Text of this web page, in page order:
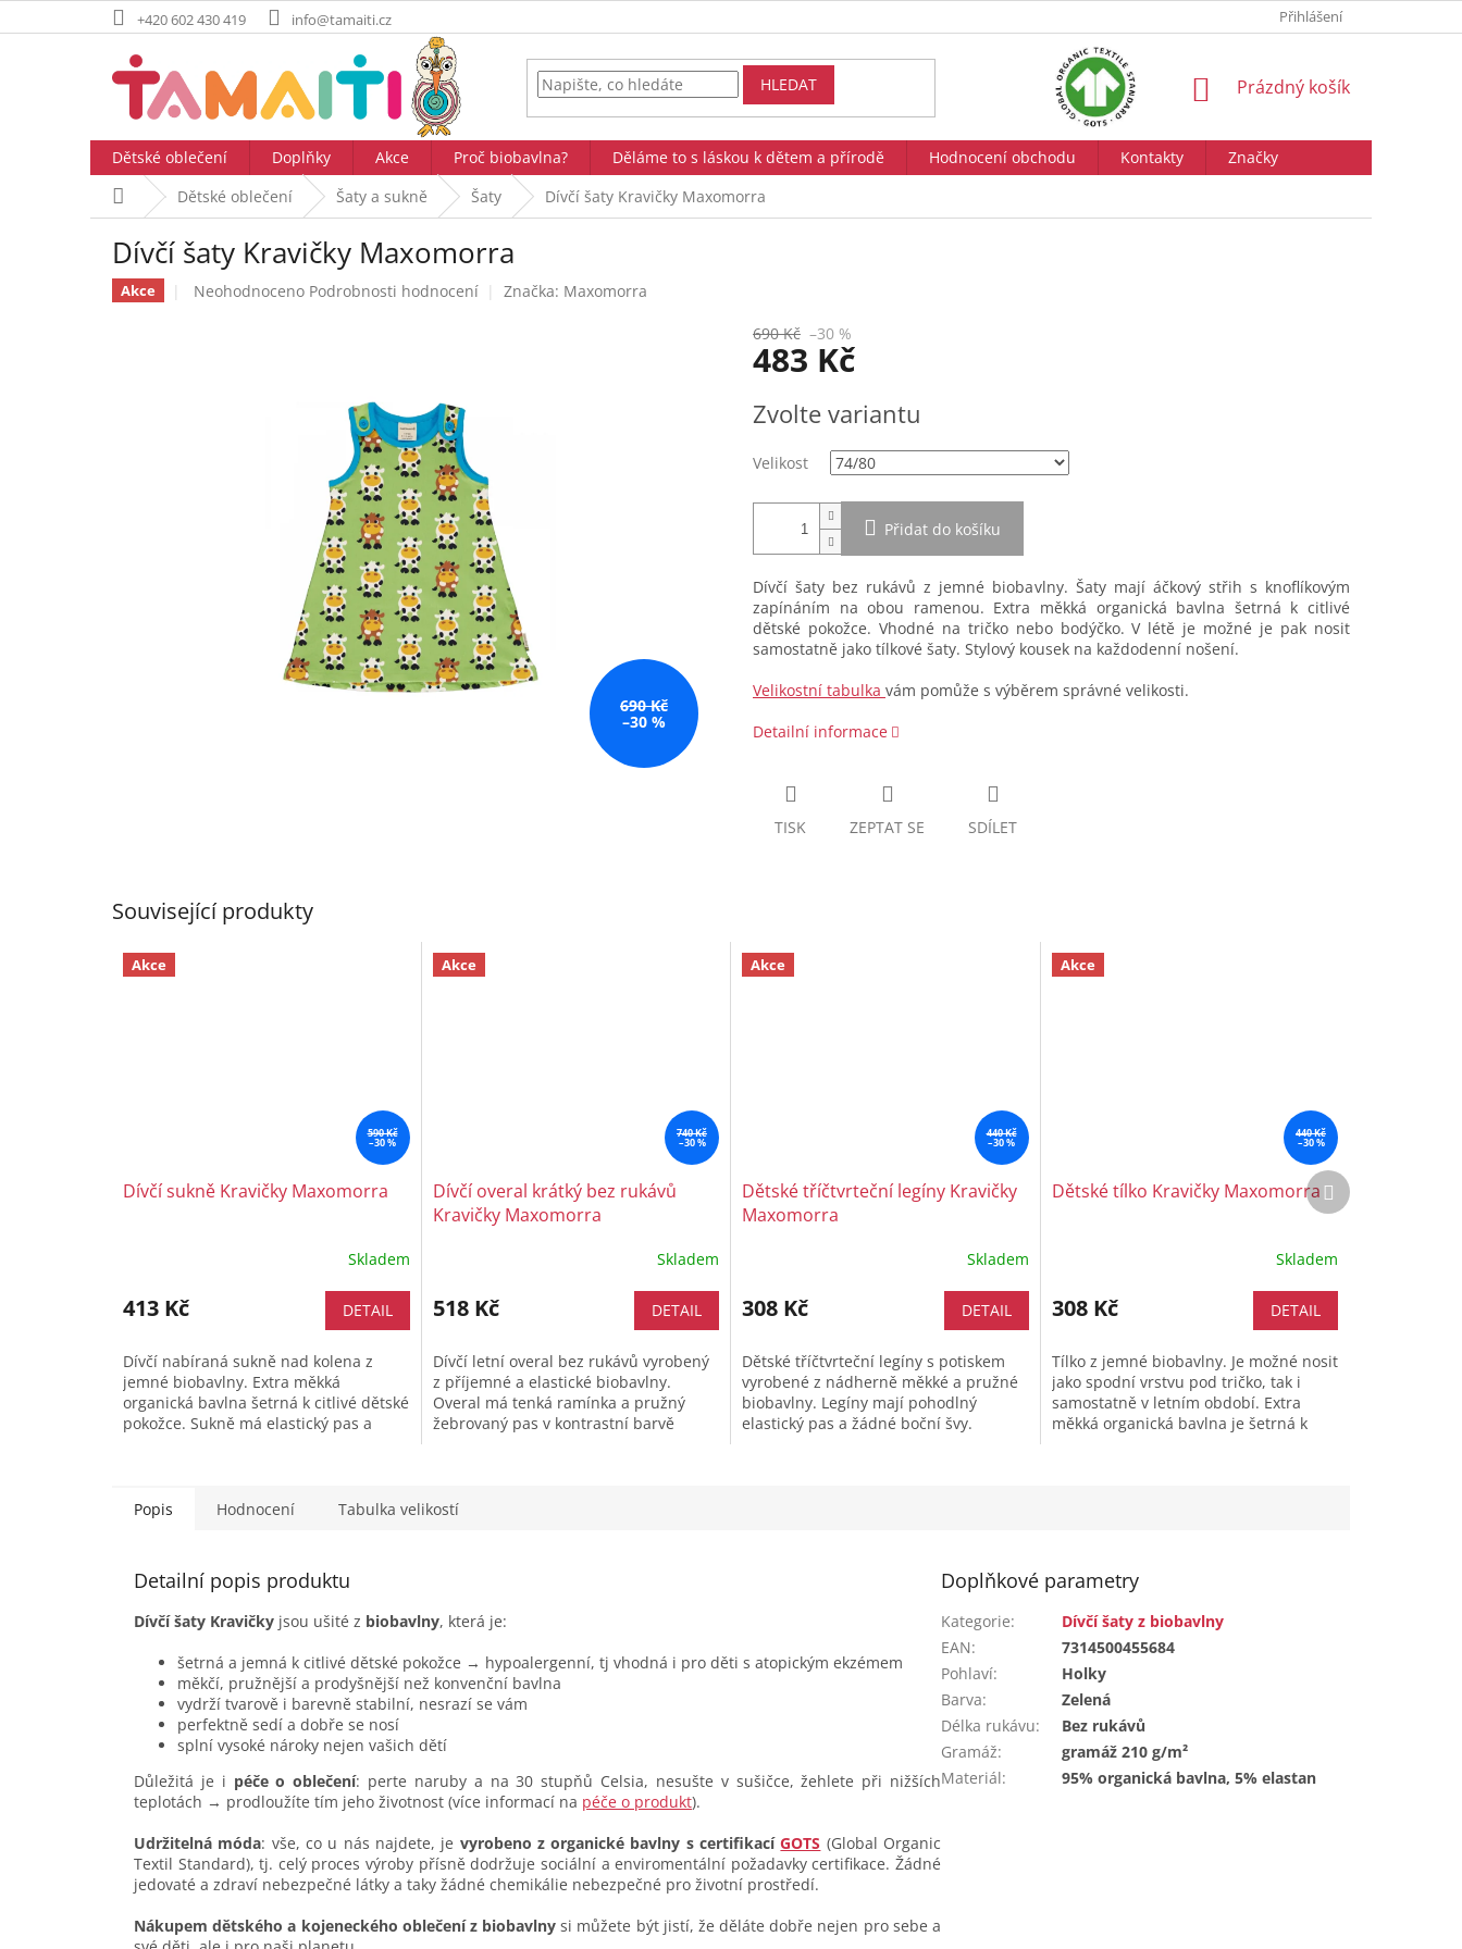
na
+420 602 430 419 info@tamaiti.cz Přihlášení
HLEDAT
NÁKUPNÍ
Prázdný košík
Dětské oblečení Doplňky Akce Proč biobavlna? Děláme to s láskou k dětem a přírodě Hodnocení obchodu Kontakty
Značky
Domů Dětské oblečení Šaty a sukně Šaty Dívčí šaty Kravičky Maxomorra
Dívčí šaty Kravičky Maxomorra
Akce
Průměrné
Neohodnoceno Podrobnosti hodnocení Značka: Maxomorra
690 Kč
–30 %
690 Kč –30 %
483 Kč
cena:
Zvolte variantu
Velikost
Přidat do košíku
Dívčí šaty bez rukávů z jemné biobavlny. Šaty mají áčkový střih s knoflíkovým
zapínáním na obou ramenou. Extra měkká organická bavlna šetrná k citlivé
dětské pokožce. Vhodné na tričko nebo bodýčko. V létě je možné je pak nosit
samostatně jako tílkové šaty. Stylový kousek na každodenní nošení.
Velikostní tabulka vám pomůže s výběrem správné velikosti.
Detailní informace
TISK ZEPTAT SE SDÍLET
Související produkty
Akce
590 Kč
–30 %
Dívčí sukně Kravičky Maxomorra
Skladem
413 Kč DETAIL
Dívčí nabíraná sukně nad kolena z
jemné biobavlny. Extra měkká
organická bavlna šetrná k citlivé dětské
pokožce. Sukně má elastický pas a
Akce
740 Kč
–30 %
Dívčí overal krátký bez rukávů
Kravičky Maxomorra
Skladem
518 Kč DETAIL
Dívčí letní overal bez rukávů vyrobený
z příjemné a elastické biobavlny.
Overal má tenká ramínka a pružný
žebrovaný pas v kontrastní barvě
Akce
440 Kč
–30 %
Dětské tříčtvrteční legíny Kravičky
Maxomorra
Skladem
308 Kč DETAIL
Dětské tříčtvrteční legíny s potiskem
vyrobené z nádherně měkké a pružné
biobavlny. Legíny mají pohodlný
elastický pas a žádné boční švy.
Akce
440 Kč
–30 %
Dětské tílko Kravičky Maxomorra
Skladem
308 Kč DETAIL
Tílko z jemné biobavlny. Je možné nosit
jako spodní vrstvu pod tričko, tak i
samostatně v letním období. Extra
měkká organická bavlna je šetrná k
Další
produkt
Popis Hodnocení Tabulka velikostí
Detailní popis produktu
Dívčí šaty Kravičky jsou ušité z biobavlny, která je:
šetrná a jemná k citlivé dětské pokožce → hypoalergenní, tj vhodná i pro děti s atopickým ekzémem
měkčí, pružnější a prodyšnější než konvenční bavlna
vydrží tvarově i barevně stabilní, nesrazí se vám
perfektně sedí a dobře se nosí
splní vysoké nároky nejen vašich dětí
Důležitá je i péče o oblečení: perte naruby a na 30 stupňů Celsia, nesušte v sušičce, žehlete při nižších
teplotách → prodloužíte tím jeho životnost (více informací na péče o produkt).
Udržitelná móda: vše, co u nás najdete, je vyrobeno z organické bavlny s certifikacíGOTS (Global Organic
Textil Standard), tj. celý proces výroby přísně dodržuje sociální a enviromentální požadavky certifikace. Žádné
jedovaté a zdraví nebezpečné látky a taky žádné chemikálie nebezpečné pro životní prostředí.
Nákupem dětského a kojeneckého oblečení z biobavlny si můžete být jistí, že děláte dobře nejen pro sebe a
Doplňkové parametry
Kategorie:
Dívčí šaty z biobavlny
EAN:
7314500455684
Pohlaví:
Holky
Barva:
Zelená
Délka rukávu:
Bez rukávů
Gramáž:
gramáž 210 g/m²
Materiál: 95% organická bavlna, 5% elastan